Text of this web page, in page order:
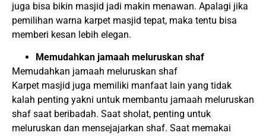
juga bisa bikin masjid jadi makin menawan. Apalagi jika
pemilihan warna karpet masjid tepat, maka tentu bisa
memberi kesan lebih elegan.
Memudahkan jamaah meluruskan shaf
Memudahkan jamaah meluruskan shaf
Karpet masjid juga memiliki manfaat lain yang tidak
kalah penting yakni untuk membantu jamaah meluruskan
shaf saat beribadah. Saat sholat, penting untuk
meluruskan dan mensejajarkan shaf. Saat memakai